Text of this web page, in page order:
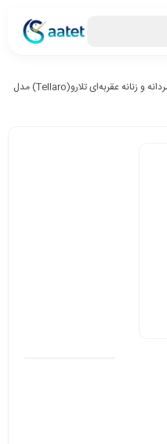
ساعت مچی ست مردانه و زنانه عقربه‌ای تلارو(Tellaro) مدل